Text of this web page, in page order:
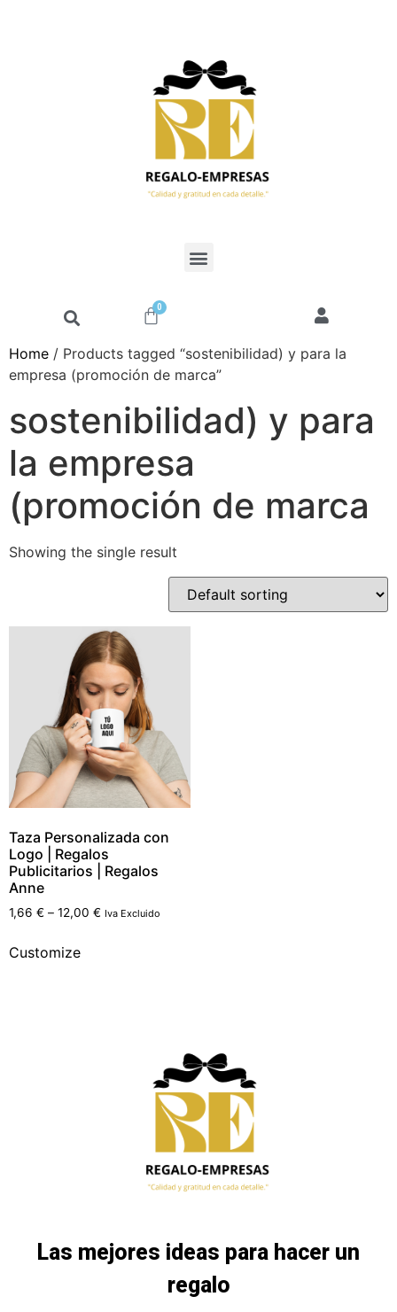
0
Home / Products tagged “sostenibilidad) y para la
empresa (promoción de marca”
sostenibilidad) y para
la empresa
(promoción de marca
Showing the single result
Taza Personalizada con
Logo | Regalos
Publicitarios | Regalos
Anne
1,66 € – 12,00 € Iva Excluido
Customize
Las mejores ideas para hacer un
regalo